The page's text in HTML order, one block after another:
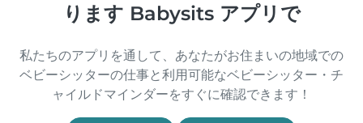
ります Babysits アプリで
私たちのアプリを通して、あなたがお住まいの地域での
ベビーシッターの仕事と利用可能なベビーシッター・チ
ャイルドマインダーをすぐに確認できます！